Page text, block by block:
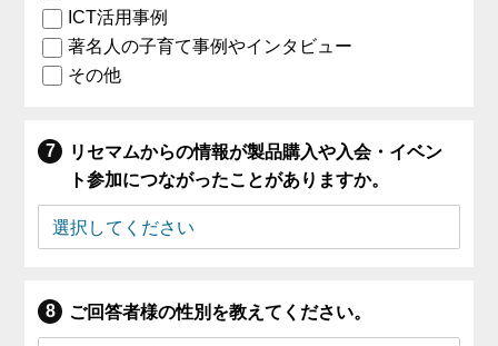
ICT活用事例
著名人の子育て事例やインタビュー
その他
リセマムからの情報が製品購入や入会・イベン
ト参加につながったことがありますか。
ご回答者様の性別を教えてください。